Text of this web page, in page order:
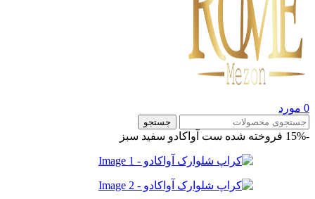
0 مورد
جستجو
-15% فروخته شده ست آواکادو سفید سبز